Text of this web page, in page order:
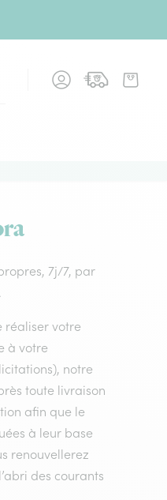
7j/7, par
réaliser votre
à votre
notre
toute livraison
afin que le
à leur base
renouvellerez
des courants